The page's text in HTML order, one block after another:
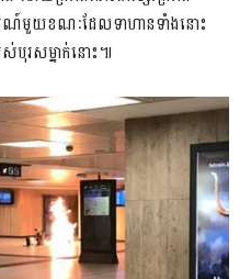
រណ៍មួយខណៈដែលទាហានទាំងនោះ
ស់បុរសម្នាក់នោះ៕